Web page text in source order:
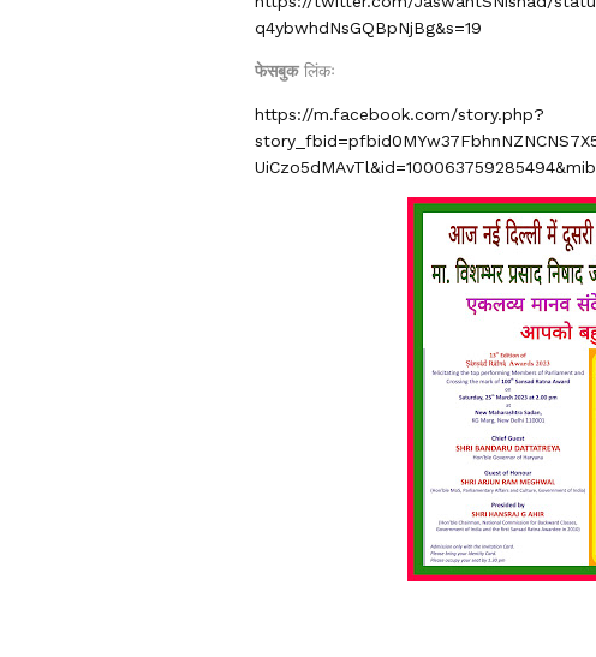
q4ybwhdNsGQBpNjBg&s=19
फेसबुकलिंकः
https://m.facebook.com/story.php?